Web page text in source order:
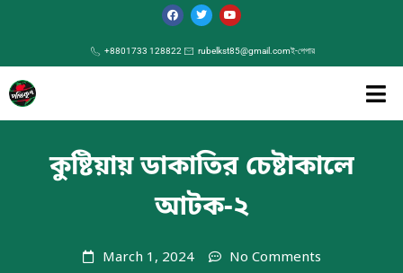
+8801733 128822 rubelkst85@gmail.comই-পেপার
কুষ্টিয়ায় ডাকাতির চেষ্টাকালে
আটক-২
March 1, 2024 No Comments